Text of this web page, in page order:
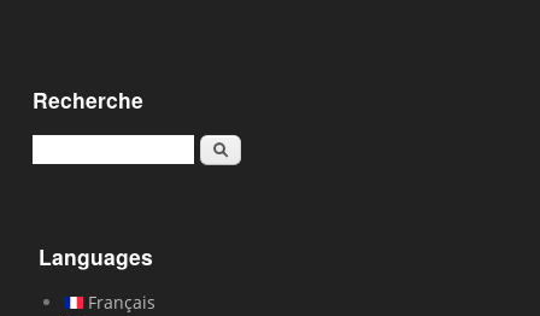
Recherche
Karoka
Languages
Français